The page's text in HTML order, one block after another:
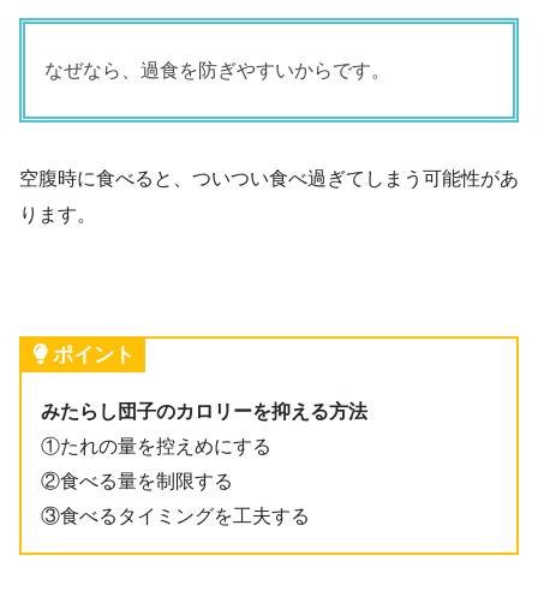
なぜなら、過食を防ぎやすいからです。
空腹時に食べると、ついつい食べ過ぎてしまう可能性があ
ります。
ポイント
みたらし団子のカロリーを抑える方法
①たれの量を控えめにする
②食べる量を制限する
③食べるタイミングを工夫する